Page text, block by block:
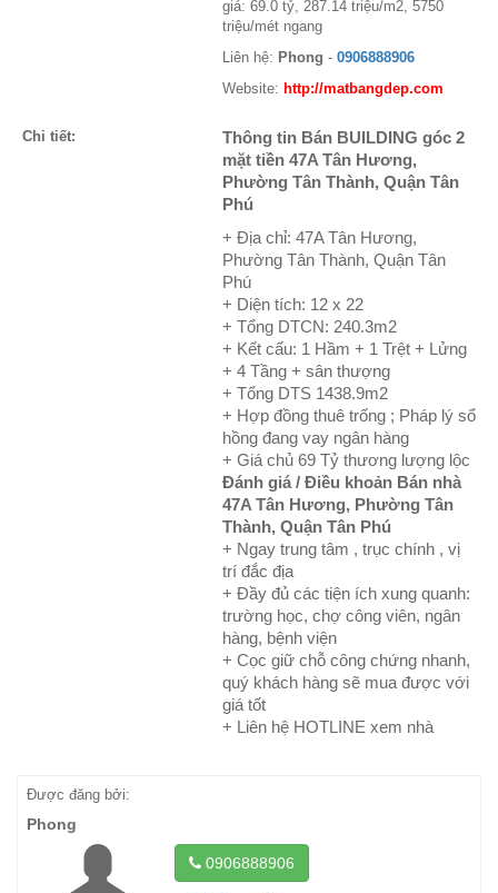
giá: 69.0 tỷ, 287.14 triệu/m2, 5750
triệu/mét ngang
Liên hệ: Phong - 0906888906
Website: http://matbangdep.com
Chi tiết:
Thông tin Bán BUILDING góc 2
mặt tiền 47A Tân Hương,
Phường Tân Thành, Quận Tân
Phú
+ Địa chỉ: 47A Tân Hương,
Phường Tân Thành, Quận Tân
Phú
+ Diện tích: 12 x 22
+ Tổng DTCN: 240.3m2
+ Kết cấu: 1 Hầm + 1 Trệt + Lửng
+ 4 Tầng + sân thượng
+ Tổng DTS 1438.9m2
+ Hợp đồng thuê trống ; Pháp lý sổ
hồng đang vay ngân hàng
+ Giá chủ 69 Tỷ thương lượng lộc
Đánh giá / Điều khoản Bán nhà
47A Tân Hương, Phường Tân
Thành, Quận Tân Phú
+ Ngay trung tâm , trục chính , vị
trí đắc địa
+ Đầy đủ các tiện ích xung quanh:
trường học, chợ công viên, ngân
hàng, bệnh viện
+ Cọc giữ chỗ công chứng nhanh,
quý khách hàng sẽ mua được với
giá tốt
+ Liên hệ HOTLINE xem nhà
Được đăng bởi:
Phong
0906888906